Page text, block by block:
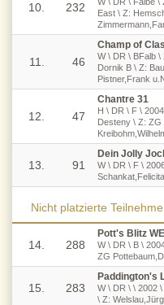
10. 232
East \ Z:
11. 46
Champ of
W \ DR \ BFalb \
Dornik B \ Z:
Pistner,Frank
12. 47
Chantre 31
H \ DR \ F \
Desteny \ Z: ZG
13. 91
Dein Jolly
W \ DR \ F \
Nicht platzierte
14. 288
Pott's Blitz WE
W \ DR \ B \
ZG
15. 283
Paddington's
W \ DR \ \ 2002
\ Z: